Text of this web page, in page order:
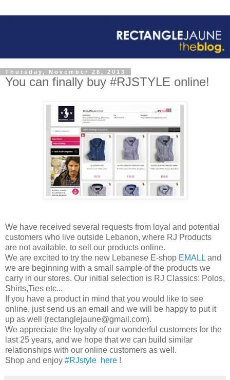
Thursday, November 28, 2013
You can finally buy #RJSTYLE online!
We have received several requests from loyal and potential
customers who live outside Lebanon, where RJ Products
are not available, to sell our products online.
We are excited to try the new Lebanese E-shop EMALL and
we are beginning with a small sample of the products we
carry in our stores. Our initial selection is RJ Classics: Polos,
Shirts,Ties etc...
If you have a product in mind that you would like to see
online, just send us an email and we will be happy to put it
up as well (rectanglejaune@gmail.com).
We appreciate the loyalty of our wonderful customers for the
last 25 years, and we hope that we can build similar
relationships with our online customers as well.
Shop and enjoy #RJstyle here !